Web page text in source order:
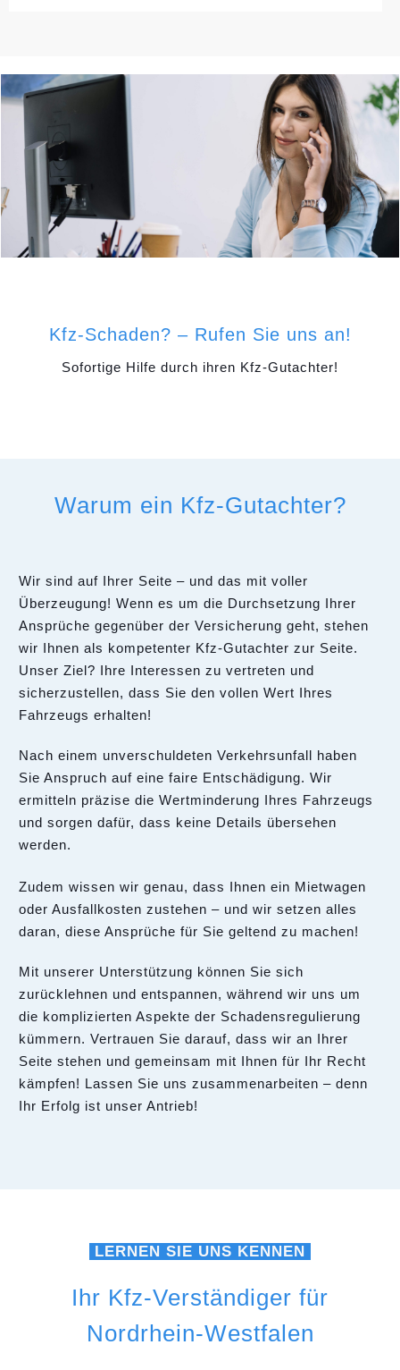
Kfz-Schaden? – Rufen Sie uns an!
Sofortige Hilfe durch ihren Kfz-Gutachter!
Warum ein Kfz-Gutachter?
Wir sind auf Ihrer Seite – und das mit voller
Überzeugung! Wenn es um die Durchsetzung Ihrer
Ansprüche gegenüber der Versicherung geht, stehen
wir Ihnen als kompetenter Kfz-Gutachter zur Seite.
Unser Ziel? Ihre Interessen zu vertreten und
sicherzustellen, dass Sie den vollen Wert Ihres
Fahrzeugs erhalten!
Nach einem unverschuldeten Verkehrsunfall haben
Sie Anspruch auf eine faire Entschädigung. Wir
ermitteln präzise die Wertminderung Ihres Fahrzeugs
und sorgen dafür, dass keine Details übersehen
werden.
Zudem wissen wir genau, dass Ihnen ein Mietwagen
oder Ausfallkosten zustehen – und wir setzen alles
daran, diese Ansprüche für Sie geltend zu machen!
Mit unserer Unterstützung können Sie sich
zurücklehnen und entspannen, während wir uns um
die komplizierten Aspekte der Schadensregulierung
kümmern. Vertrauen Sie darauf, dass wir an Ihrer
Seite stehen und gemeinsam mit Ihnen für Ihr Recht
kämpfen! Lassen Sie uns zusammenarbeiten – denn
Ihr Erfolg ist unser Antrieb!
LERNEN SIE UNS KENNEN
Ihr Kfz-Verständiger für
Nordrhein-Westfalen